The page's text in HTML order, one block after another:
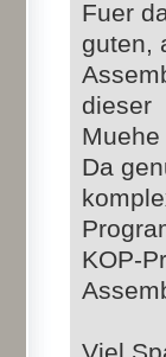
Fuer
guten,
dieser
Da
KOP-